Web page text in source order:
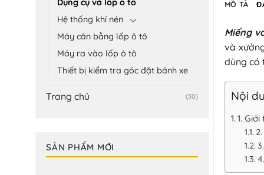
Dụng cụ vá lốp ô tô
Hệ thống khí nén
Máy cân bằng lốp ô tô
Máy ra vào lốp ô tô
Thiết bị kiểm tra góc đặt bánh xe
Trang chủ (30)
SẢN PHẨM MỚI
MÔ TẢ
Miếng
và
dùng có
Nội
1.